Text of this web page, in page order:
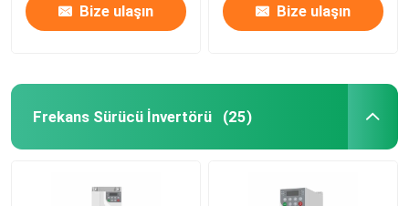
Bize ulaşın Bize ulaşın
Frekans Sürücü İnvertörü (25)